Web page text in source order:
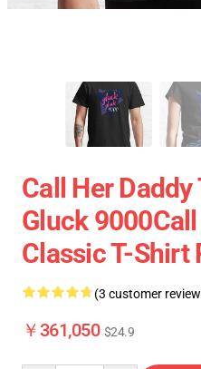
Call Her
Gluck
Classic T-Shirt
(3 customer
￥361,050 $24.9